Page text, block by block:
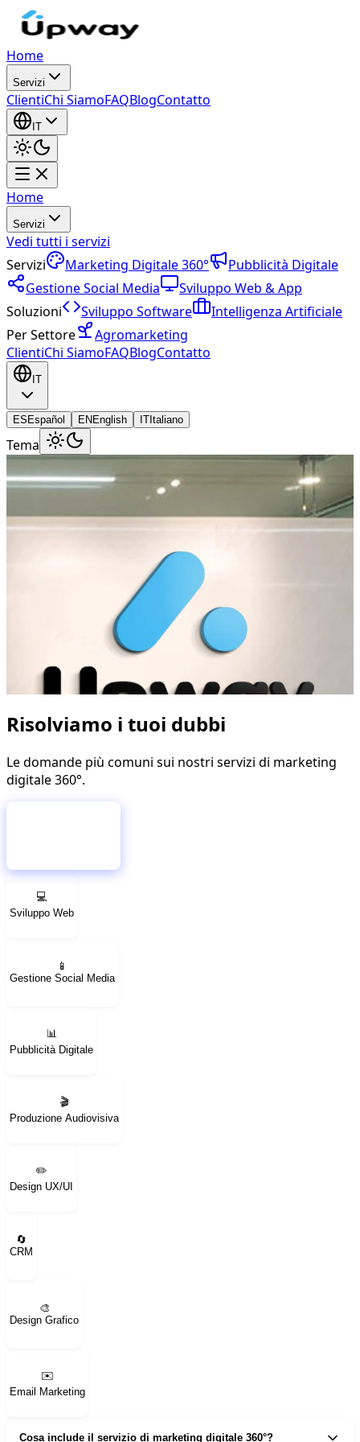
Home
Servizi
ClientiChi SiamoFAQBlogContatto
IT
Home
Servizi
Vedi tutti i servizi
Servizi
Marketing Digitale 360°
Pubblicità Digitale
Gestione Social Media
Sviluppo Web & App
Soluzioni
Sviluppo Software
Intelligenza Artificiale
Per Settore
Agromarketing
ClientiChi SiamoFAQBlogContatto
IT
ES Español EN English IT Italiano
Tema
Qualcosa non ti è chiaro?
Non preoccuparti, ti consigliamo
per scegliere ciò di cui hai
veramente bisogno.
Contatta un consulente
Risolviamo i tuoi dubbi
Le domande più comuni sui nostri servizi di marketing
digitale 360°.
💻
Sviluppo Web
📱
Gestione Social Media
📊
Pubblicità Digitale
🎬
Produzione Audiovisiva
✏️
Design UX/UI
🔄
CRM
🎨
Design Grafico
✉️
Email Marketing
Cosa include il servizio di marketing digitale 360°?